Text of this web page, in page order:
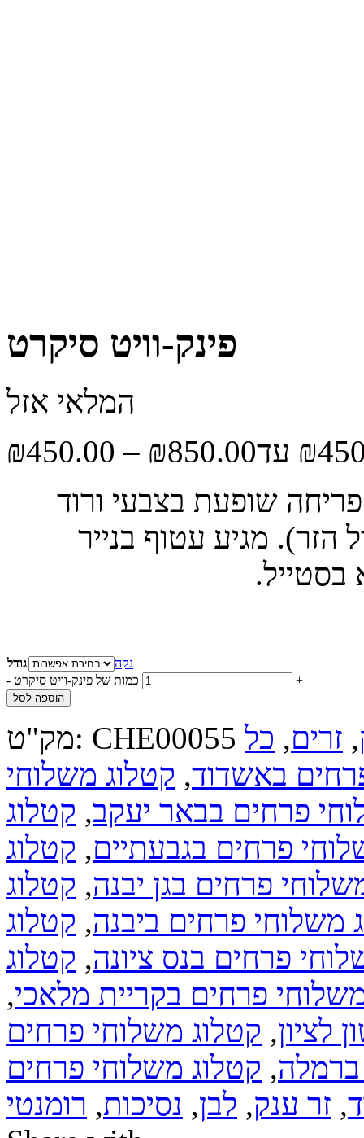
פינק-וויט סיקרט
המלאי אזל
₪450.00 – ₪850.00
שופעת בצבעי ורוד
הזר). מגיע עטוף בנייר
בסטייל.
גודל
נקה
- כמות של פינק-וויט סיקרט +
הוספה לסל
מק"ט: CHE00055 , זרים, כל
באשדוד, קטלוג משלוחי
פרחים בבאר יעקב, קטלוג
פרחים בגבעתיים, קטלוג
פרחים בגן יבנה, קטלוג
משלוחי פרחים ביבנה, קטלוג
פרחים בנס ציונה, קטלוג
פרחים בקריית מלאכי,
לציון, קטלוג משלוחי פרחים
ברמלה, קטלוג משלוחי פרחים
, זר ענק, לבן, נסיכות, רומנטי